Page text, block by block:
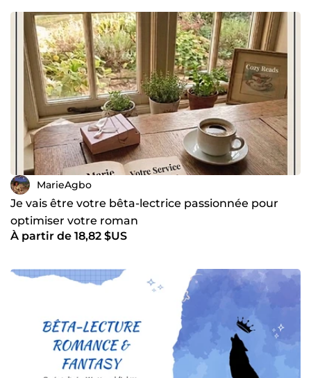
MarieAgbo
Je vais être votre bêta-lectrice passionnée pour
optimiser votre roman
À partir de 18,82 $US